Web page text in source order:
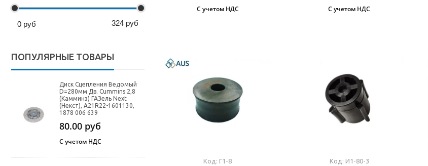
0 руб 324руб
ПОПУЛЯРНЫЕ ТОВАРЫ
Диск Сцепления Ведомый
D=280мм Дв. Cummins 2,8
(Камминз) ГАЗель Next
(Некст), A21R22-1601130,
1878 006 639
80.00 руб
С учетом НДС
С учетом НДС С учетом НДС
Код: Г1-8
Код: И1-80-3